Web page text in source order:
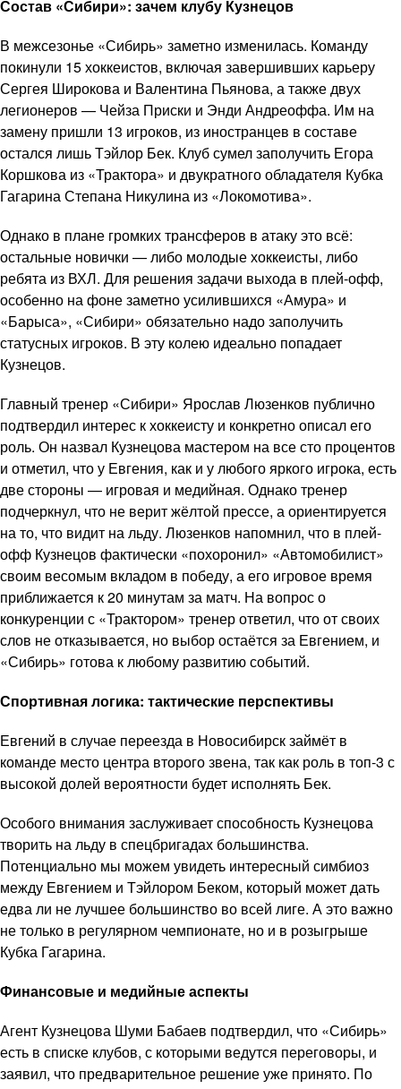
Состав «Сибири»: зачем клубу Кузнецов
В межсезонье «Сибирь» заметно изменилась. Команду
покинули 15 хоккеистов, включая завершивших карьеру
Сергея Широкова и Валентина Пьянова, а также двух
легионеров — Чейза Приски и Энди Андреоффа. Им на
замену пришли 13 игроков, из иностранцев в составе
остался лишь Тэйлор Бек. Клуб сумел заполучить Егора
Коршкова из «Трактора» и двукратного обладателя Кубка
Гагарина Степана Никулина из «Локомотива».
Однако в плане громких трансферов в атаку это всё:
остальные новички — либо молодые хоккеисты, либо
ребята из ВХЛ. Для решения задачи выхода в плей-офф,
особенно на фоне заметно усилившихся «Амура» и
«Барыса», «Сибири» обязательно надо заполучить
статусных игроков. В эту колею идеально попадает
Кузнецов.
Главный тренер «Сибири» Ярослав Люзенков публично
подтвердил интерес к хоккеисту и конкретно описал его
роль. Он назвал Кузнецова мастером на все сто процентов
и отметил, что у Евгения, как и у любого яркого игрока, есть
две стороны — игровая и медийная. Однако тренер
подчеркнул, что не верит жёлтой прессе, а ориентируется
на то, что видит на льду. Люзенков напомнил, что в плей-
офф Кузнецов фактически «похоронил» «Автомобилист»
своим весомым вкладом в победу, а его игровое время
приближается к 20 минутам за матч. На вопрос о
конкуренции с «Трактором» тренер ответил, что от своих
слов не отказывается, но выбор остаётся за Евгением, и
«Сибирь» готова к любому развитию событий.
Спортивная логика: тактические перспективы
Евгений в случае переезда в Новосибирск займёт в
команде место центра второго звена, так как роль в топ-3 с
высокой долей вероятности будет исполнять Бек.
Особого внимания заслуживает способность Кузнецова
творить на льду в спецбригадах большинства.
Потенциально мы можем увидеть интересный симбиоз
между Евгением и Тэйлором Беком, который может дать
едва ли не лучшее большинство во всей лиге. А это важно
не только в регулярном чемпионате, но и в розыгрыше
Кубка Гагарина.
Финансовые и медийные аспекты
Агент Кузнецова Шуми Бабаев подтвердил, что «Сибирь»
есть в списке клубов, с которыми ведутся переговоры, и
заявил, что предварительное решение уже принято. По